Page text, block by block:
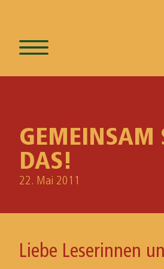
GEMEINSAM
DAS!
22. Mai 2011
Liebe Leserinnen